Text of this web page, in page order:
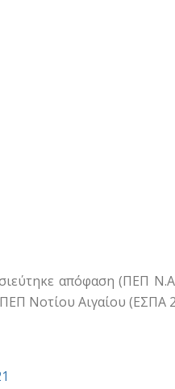
απόφαση (ΠΕΠ
Νοτίου Αιγαίου (ΕΣΠΑ